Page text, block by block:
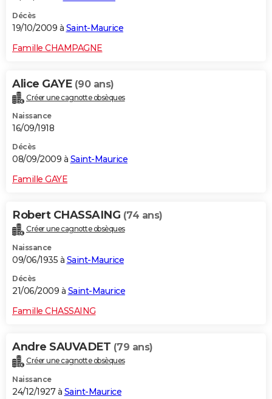
Décès
19/10/2009 à Saint-Maurice
Famille CHAMPAGNE
Alice GAYE (90 ans)
Créer une cagnotte obsèques
Naissance
16/09/1918
Décès
08/09/2009 à Saint-Maurice
Famille GAYE
Robert CHASSAING (74 ans)
Créer une cagnotte obsèques
Naissance
09/06/1935 à Saint-Maurice
Décès
21/06/2009 à Saint-Maurice
Famille CHASSAING
Andre SAUVADET (79 ans)
Créer une cagnotte obsèques
Naissance
24/12/1927 à Saint-Maurice